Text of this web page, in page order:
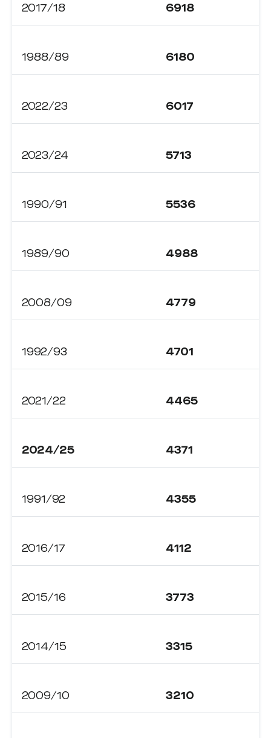
2017/18 6918
1988/89 6180
2022/23 6017
2023/24 5713
1990/91 5536
1989/90 4988
2008/09 4779
1992/93 4701
2021/22 4465
2024/25 4371
1991/92 4355
2016/17 4112
2015/16 3773
2014/15 3315
2009/10 3210